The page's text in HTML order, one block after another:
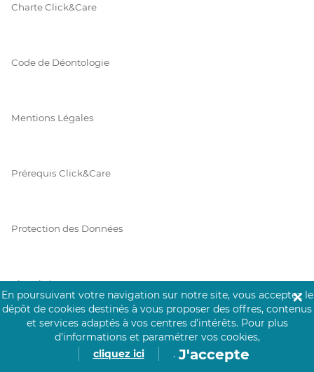
Charte Click&Care
Code de Déontologie
Mentions Légales
Prérequis Click&Care
Protection des Données
Vie Privée
PAIEMENT SÉCURISÉ
En poursuivant votre navigation sur notre site, vous acceptez le
dépôt de cookies destinés à vous proposer des offres, contenus
et services adaptés à vos centres d’intérêts. Pour plus
d’informations et paramétrer vos cookies,
cliquez ici
. J'accepte
✕